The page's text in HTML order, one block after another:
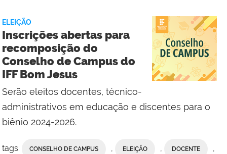
Reitoria
ELEIÇÃO
Inscrições abertas para
recomposição do
Conselho de Campus do
IFF Bom Jesus
Serão eleitos docentes, técnico-
administrativos em educação e discentes para o
biênio 2024-2026.
tags: CONSELHO DE CAMPUS , ELEIÇÃO , DOCENTE ,